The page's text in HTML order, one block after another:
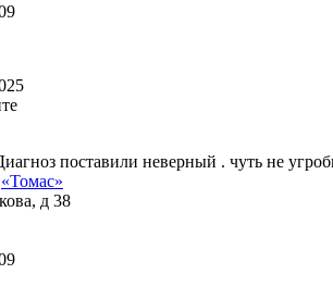
поставили неверный . чуть не
«Томас»
д 38